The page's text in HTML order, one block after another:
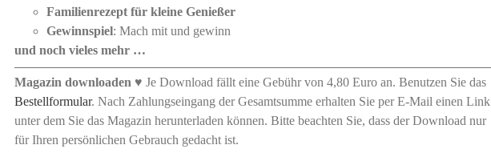
Familienrezept für kleine Genießer
Gewinnspiel: Mach mit und gewinn
und noch vieles mehr …
Magazin downloaden ♥ Je Download fällt eine Gebühr von 4,80 Euro an. Benutzen Sie das
Bestellformular. Nach Zahlungseingang der Gesamtsumme erhalten Sie per E-Mail einen Link
unter dem Sie das Magazin herunterladen können. Bitte beachten Sie, dass der Download nur
für Ihren persönlichen Gebrauch gedacht ist.